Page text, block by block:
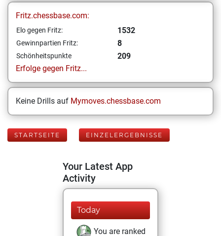
Fritz.chessbase.com:
Elo gegen Fritz: 1532
Gewinnpartien Fritz: 8
Schönheitspunkte
209
Erfolge gegen Fritz...
Keine Drills auf Mymoves.chessbase.com
STARTSEITE EINZELERGEBNISSE
Your Latest App
Activity
Today
You are ranked